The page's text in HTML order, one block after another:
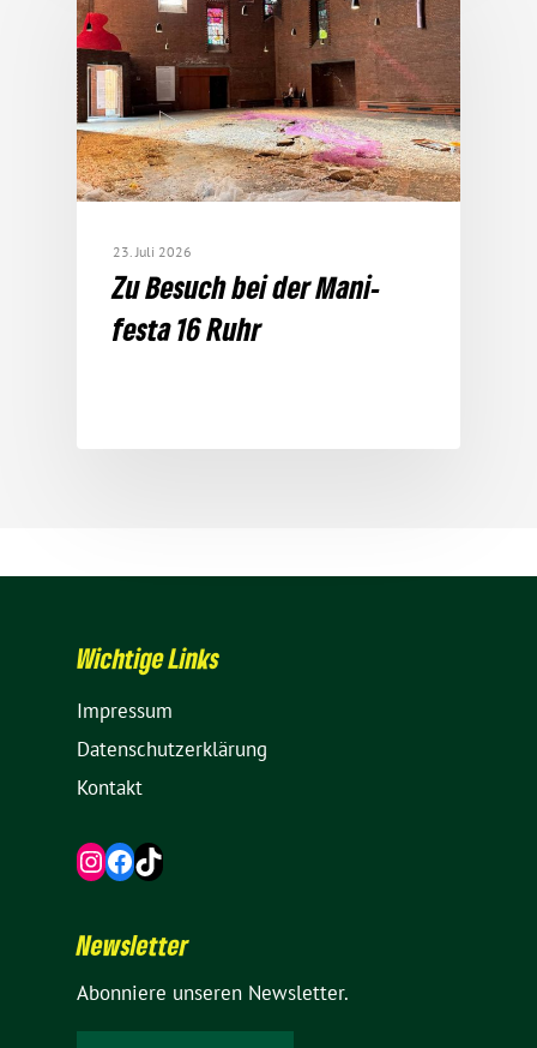
23. Juli 2026
Zu Besuch bei der Mani­
festa 16 Ruhr
Wich­tige Links
Impressum
Daten­schutz­er­klä­rung
Kontakt
Instagram
Facebook
TikTok
News­letter
Abon­niere unseren Newsletter.